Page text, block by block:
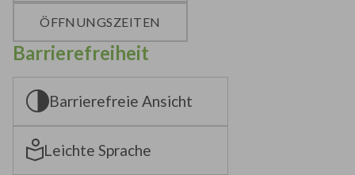
ÖFFNUNGSZEITEN
Barrierefreiheit
Barrierefreie Ansicht
Leichte Sprache